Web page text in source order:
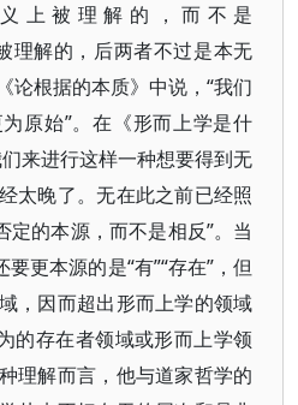
上被理解的，而不是
理解的，后两者不过是本无
论根据的本质》中说，“我们
原始”。在《形而上学是什
来进行这样一种想要得到无
太晚了。无在此之前已经照
定的本源，而不是相反”。当
更本源的是“有”“存在”，但
，因而超出形而上学的领域
的存在者领域或形而上学领
理解而言，他与道家哲学的